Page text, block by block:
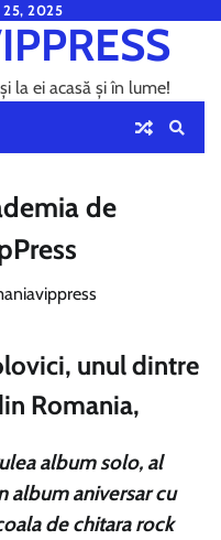
25, 2025
la ei acasă și în lume!
de
unul dintre
Romania,
album solo, al
album aniversar cu
de chitara rock